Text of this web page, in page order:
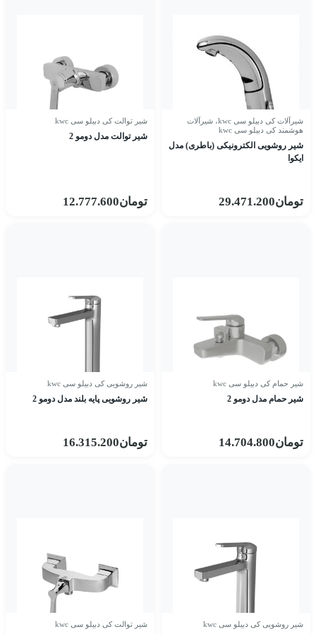
شیرآلات کی دبیلو سی kwc ، شیرآلات
هوشمند کی دبیلو سی kwc
شیر روشویی الکترونیکی (باطری) مدل
ایکوا
تومان29.471.200
شیر توالت کی دبیلو سی kwc
شیر توالت مدل دومو 2
تومان12.777.600
شیر حمام کی دبیلو سی kwc
شیر حمام مدل دومو 2
تومان14.704.800
شیر روشویی کی دبیلو سی kwc
شیر روشویی پایه بلند مدل دومو 2
تومان16.315.200
شیر روشویی کی دبیلو سی kwc شیر توالت کی دبیلو سی kwc